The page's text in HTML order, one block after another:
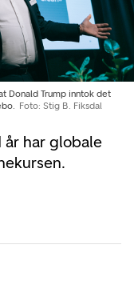
år har globale
Donald Trump inntok det
Foto: Stig B. Fiksdal